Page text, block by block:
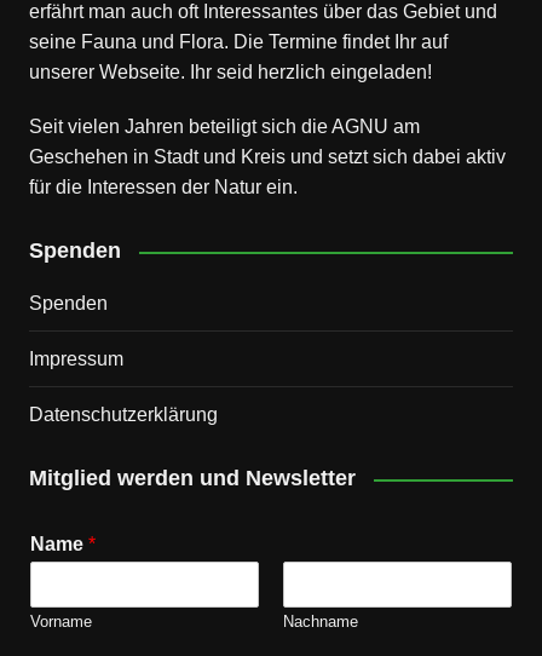
erfährt man auch oft Interessantes über das Gebiet und
seine Fauna und Flora. Die Termine findet Ihr auf
unserer Webseite. Ihr seid herzlich eingeladen!
Seit vielen Jahren beteiligt sich die AGNU am
Geschehen in Stadt und Kreis und setzt sich dabei aktiv
für die Interessen der Natur ein.
Spenden
Spenden
Impressum
Datenschutz­erklärung
Mitglied werden und Newsletter
Name *
Vorname Nachname